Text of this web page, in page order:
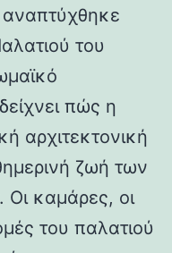
του
πώς η
αρχιτεκτονική
ζωή των
καμάρες, οι
του παλατιού